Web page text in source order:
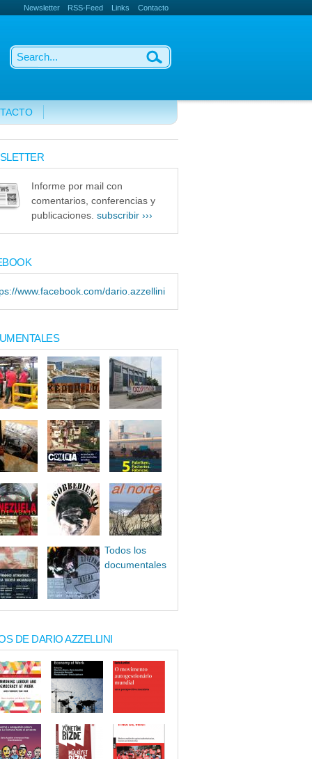
Newsletter RSS-Feed Links Contacto
Informe por mail con
comentarios, conferencias y
publicaciones. subscribir ›››
www.facebook.com/dario.azzellini
Todos los
documentales
DE DARIO AZZELLINI